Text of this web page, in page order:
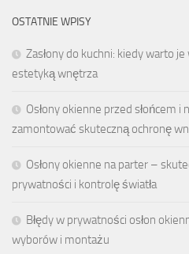
OSTATNIE WPISY
Zasłony do kuchni: kiedy warto
estetyką wnętrza
Osłony okienne przed słońcem
zamontować skuteczną ochronę
Osłony okienne na parter –
prywatności i kontrolę światła
Błędy w prywatności osłon
wyborów i montażu